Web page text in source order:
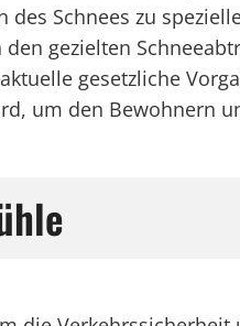
Schnees zu
gezielten
gesetzliche
um den Bewohnern